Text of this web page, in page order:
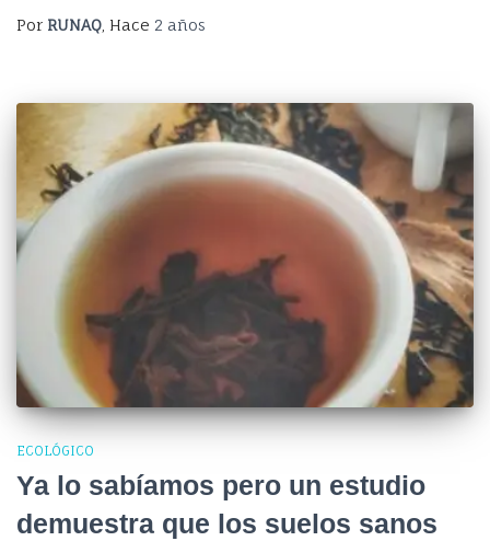
Por RUNAQ , Hace 2 años
ECOLÓGICO
Ya lo sabíamos pero un estudio
demuestra que los suelos sanos